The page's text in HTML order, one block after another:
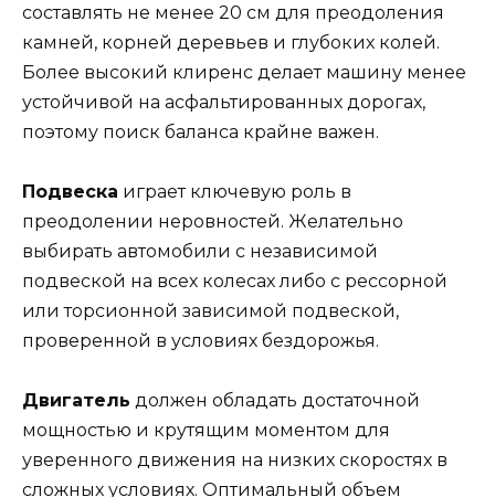
составлять не менее 20 см для преодоления
камней, корней деревьев и глубоких колей.
Более высокий клиренс делает машину менее
устойчивой на асфальтированных дорогах,
поэтому поиск баланса крайне важен.
Подвеска играет ключевую роль в
преодолении неровностей. Желательно
выбирать автомобили с независимой
подвеской на всех колесах либо с рессорной
или торсионной зависимой подвеской,
проверенной в условиях бездорожья.
Двигатель должен обладать достаточной
мощностью и крутящим моментом для
уверенного движения на низких скоростях в
сложных условиях. Оптимальный объем